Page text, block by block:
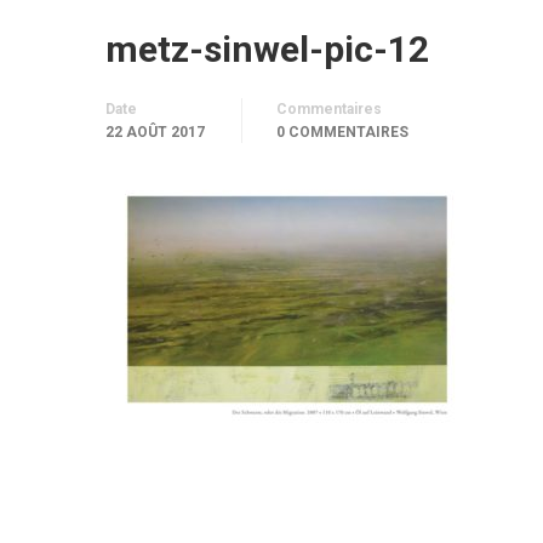
metz-sinwel-pic-12
Date
22 AOÛT 2017
Commentaires
0 COMMENTAIRES